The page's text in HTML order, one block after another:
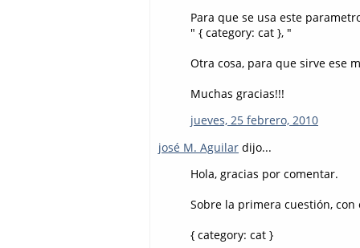
Para que se usa este
" { category: cat }, "
Otra cosa, para que sirve ese
Muchas gracias!!!
jueves, 25 febrero, 2010
josé M. Aguilar dijo...
Hola, gracias por comentar.
Sobre la primera cuestión, con
{ category: cat }